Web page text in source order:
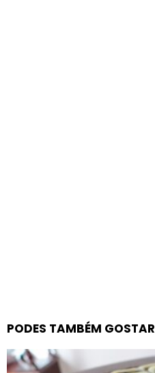
PODES TAMBÉM GOSTAR